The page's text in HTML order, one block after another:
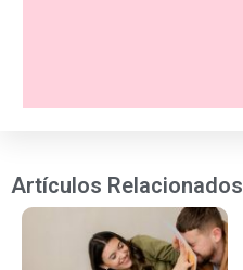
Artículos Relacionados